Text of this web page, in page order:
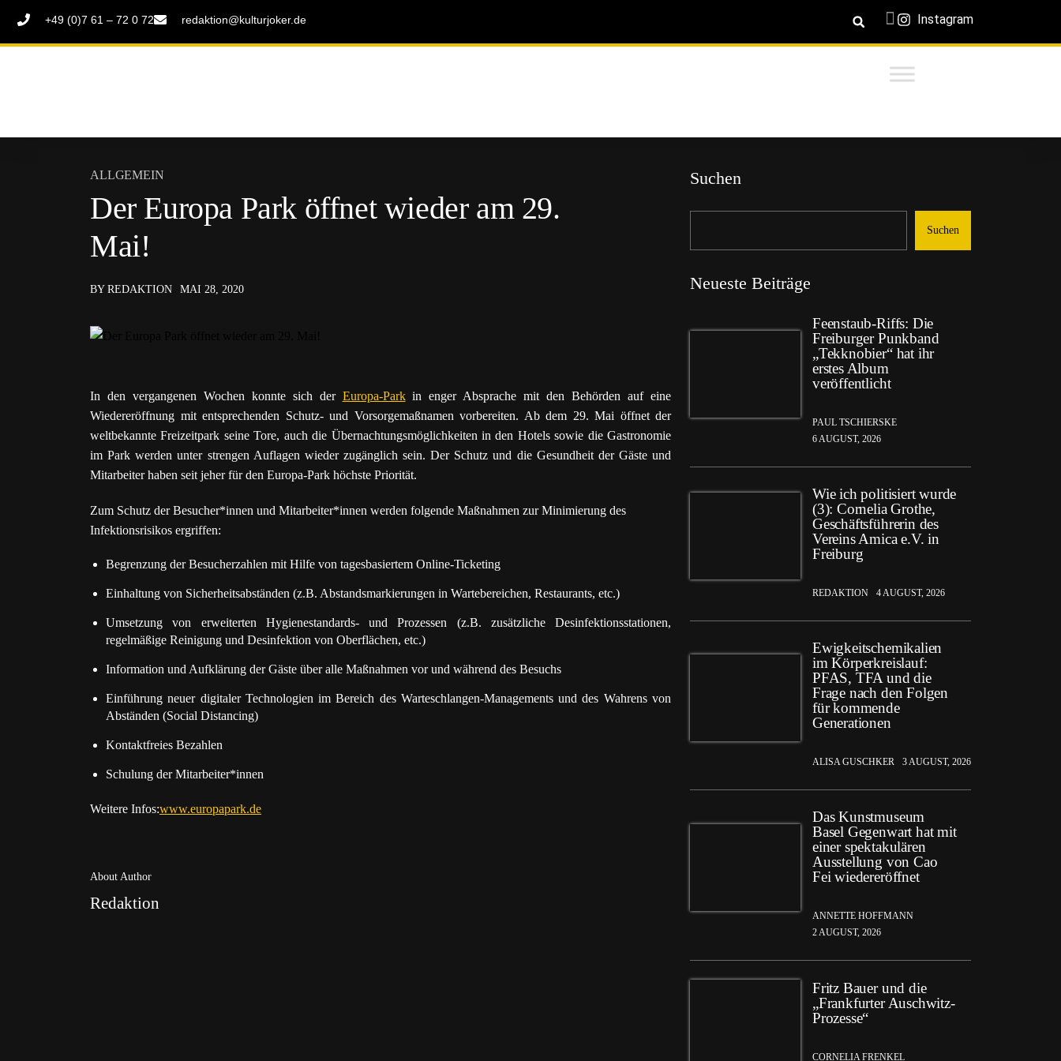
+49 (0)7 61 – 72 0 72 redaktion@kulturjoker.de Instagram
ALLGEMEIN
Der Europa Park öffnet wieder am 29.
Mai!
BY REDAKTION MAI 28, 2020
In den vergangenen Wochen konnte sich der Europa-Parkin enger Absprache mit den Behörden auf eine
Wiedereröffnung mit entsprechenden Schutz- und Vorsorgemaßnamen vorbereiten. Ab dem 29. Mai öffnet der
weltbekannte Freizeitpark seine Tore, auch die Übernachtungsmöglichkeiten in den Hotels sowie die Gastronomie
im Park werden unter strengen Auflagen wieder zugänglich sein. Der Schutz und die Gesundheit der Gäste und
Mitarbeiter haben seit jeher für den Europa-Park höchste Priorität.
Zum Schutz der Besucher*innen und Mitarbeiter*innen werden folgende Maßnahmen zur Minimierung des
Infektionsrisikos ergriffen:
Begrenzung der Besucherzahlen mit Hilfe von tagesbasiertem Online-Ticketing
Einhaltung von Sicherheitsabständen (z.B. Abstandsmarkierungen in Wartebereichen, Restaurants, etc.)
Umsetzung von erweiterten Hygienestandards- und Prozessen (z.B. zusätzliche Desinfektionsstationen,
regelmäßige Reinigung und Desinfektion von Oberflächen, etc.)
Information und Aufklärung der Gäste über alle Maßnahmen vor und während des Besuchs
Einführung neuer digitaler Technologien im Bereich des Warteschlangen-Managements und des Wahrens von
Abständen (Social Distancing)
Kontaktfreies Bezahlen
Schulung der Mitarbeiter*innen
Weitere Infos:www.europapark.de
About Author
Redaktion
Suchen
Suchen
Neueste Beiträge
Feenstaub-Riffs: Die
Freiburger Punkband
„Tekknobier“ hat ihr
erstes Album
veröffentlicht
PAUL TSCHIERSKE
6 AUGUST, 2026
Wie ich politisiert wurde
(3): Cornelia Grothe,
Geschäftsführerin des
Vereins Amica e.V. in
Freiburg
REDAKTION 4 AUGUST, 2026
Ewigkeitschemikalien
im Körperkreislauf:
PFAS, TFA und die
Frage nach den Folgen
für kommende
Generationen
ALISA GUSCHKER 3 AUGUST, 2026
Das Kunstmuseum
Basel Gegenwart hat mit
einer spektakulären
Ausstellung von Cao
Fei wiedereröffnet
ANNETTE HOFFMANN
2 AUGUST, 2026
Fritz Bauer und die
„Frankfurter Auschwitz-
Prozesse“
CORNELIA FRENKEL